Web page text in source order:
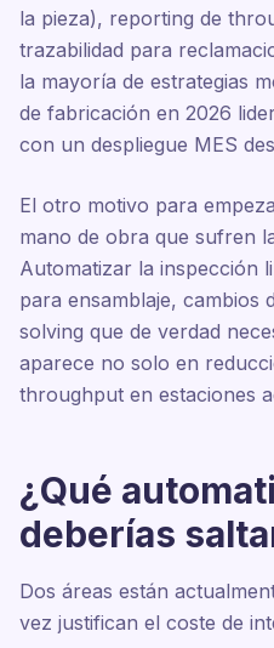
la pieza), reporting de
trazabilidad para
la mayoría de estrategias
de fabricación en 2026
con un despliegue MES
El otro motivo para
mano de obra que sufren
Automatizar la inspección
para ensamblaje, cambios
solving que de verdad
aparece no solo en
throughput en estaciones
¿Qué
deberías
Dos áreas están
vez justifican el coste de